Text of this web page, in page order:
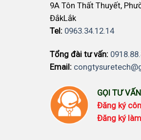
9A Tôn Thất Thuyết,
ĐắkLắk
Tel: 0963.34.12.14
Tổng đài tư vấn:
Email:
GỌI TƯ
Đăng ký
Đăng ký